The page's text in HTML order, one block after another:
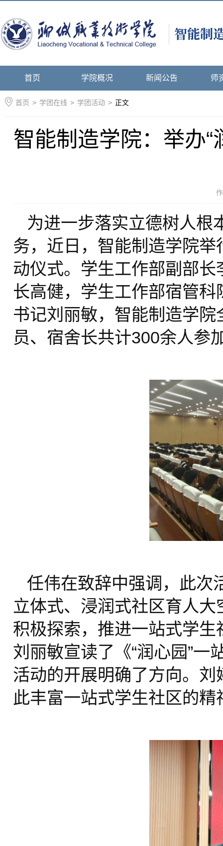
首页 学院概况 新闻公告 师
首页 > 学团在线 > 学团活动 > 正文
智能制造学院：举办
为进一步落实立德树人根
务，近日，智能制造学院举
动仪式。学生工作部副部
长高健，学生工作部宿管
书记刘丽敏，智能制造学
员、宿舍长共计300余人参
任伟在致辞中强调，此次
立体式、浸润式社区育人
积极探索，推进一站式学生
刘丽敏宣读了《“润心园”
活动的开展明确了方向。
此丰富一站式学生社区的